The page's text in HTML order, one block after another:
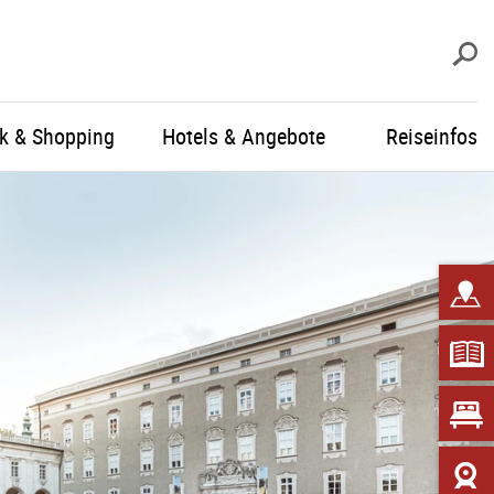
& Shopping Hotels & Angebote Reiseinfos